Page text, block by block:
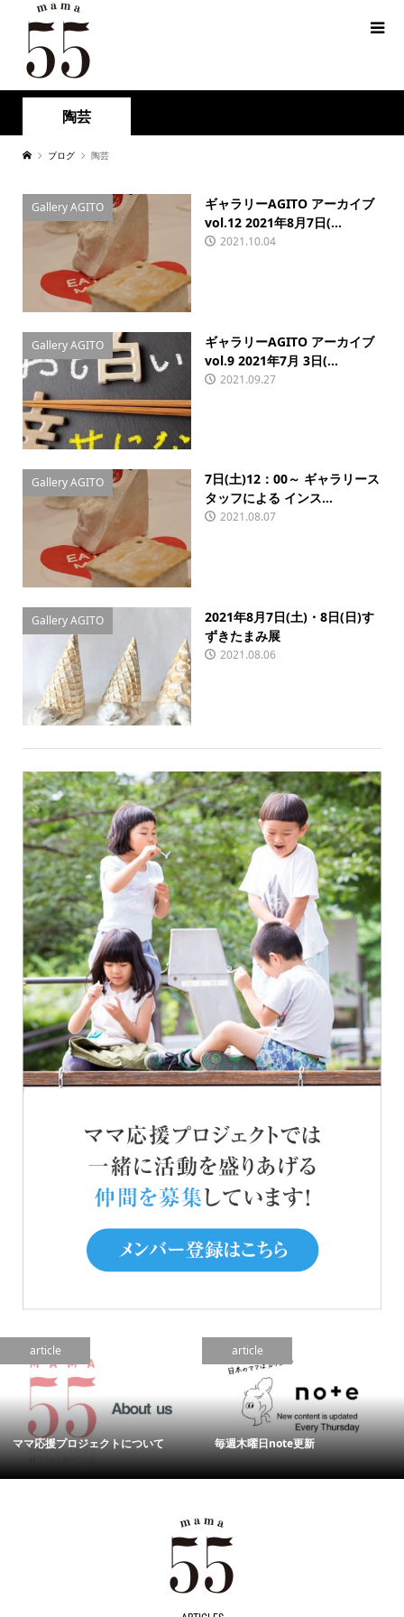
陶芸
ブログ 陶芸
Gallery AGITO
ギャラリーAGITO アーカイブ
vol.12 2021年8月7日(...
2021.10.04
Gallery AGITO
ギャラリーAGITO アーカイブ
vol.9 2021年7月 3日(...
2021.09.27
Gallery AGITO
7日(土)12：00～ ギャラリース
タッフによる インス...
2021.08.07
Gallery AGITO
2021年8月7日(土)・8日(日)す
ずきたまみ展
2021.08.06
article
ママ応援プロジェクトについて
article
毎週木曜日note更新